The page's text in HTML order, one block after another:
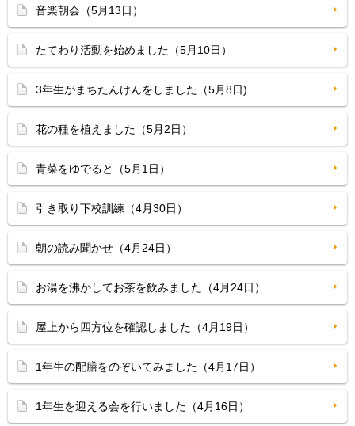
音楽朝会（5月13日）
たてわり活動を始めました（5月10日）
3年生がまちたんけんをしました（5月8日)
花の種を植えました（5月2日）
青菜をゆでると（5月1日）
引き取り下校訓練（4月30日）
朝の読み聞かせ（4月24日）
お湯を沸かしてお茶を飲みました（4月24日）
屋上から四方位を確認しました（4月19日）
1年生の配膳をのぞいてみました（4月17日）
1年生を迎える会を行いました（4月16日）